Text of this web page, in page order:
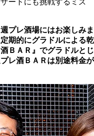
プレ酒場にはお楽しみま
期的にグラドルによる乾
ＢＡＲ』でグラドルとじ
レ酒ＢＡＲは別途料金が